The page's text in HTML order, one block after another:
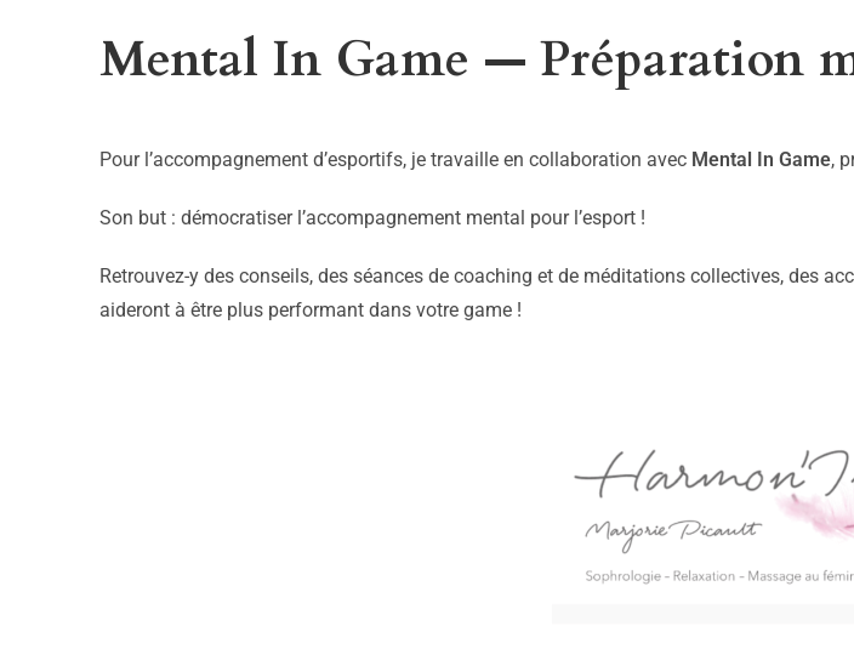
Mental In Game — Préparation
Pour l’accompagnement d’esportifs, je travaille en collaboration avec Mental In Game,
Son but : démocratiser l’accompagnement mental pour l’esport !
Retrouvez-y des conseils, des séances de coaching et de méditations collectives, des
aideront à être plus performant dans votre game !